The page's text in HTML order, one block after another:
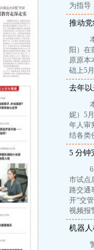
为指导
推动
本
阳）在
原原本
础上5
去年
本
妮）5
年人审
结各类
5 分钟
6月
市试点
路交通
开“交
视频报
机器
警